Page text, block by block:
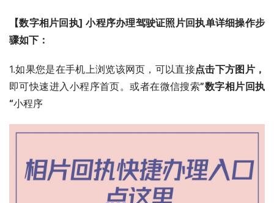
【数字相片回执] 小程序办理驾驶证照片回执单详细操作步
骤如下：
1.如果您是在手机上浏览该网页，可以直接点击下方图片，
即可快速进入小程序首页。或者在微信搜索”数字相片回执
“小程序